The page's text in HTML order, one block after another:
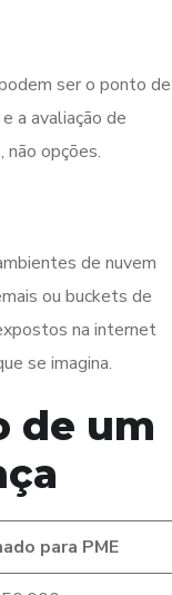
ser o ponto de
a avaliação de
não opções.
de nuvem
ou buckets de
na internet
se imagina.
de um
para PME